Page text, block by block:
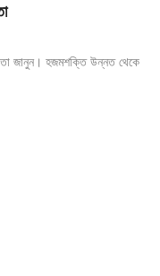
জানুন। হজমশক্তি উন্নত থেকে